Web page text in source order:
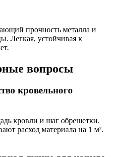
прочность металла и
Легкая, устойчивая к
вопросы
кровельного
кровли и шаг обрешетки.
расход материала на 1 м².